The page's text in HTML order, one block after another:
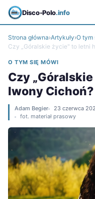
Disco-Polo.info
Strona główna›Artykuły›O tym
Czy „Góralskie życie" to letni
O TYM SIĘ MÓWI
Czy
Iwony Cichoń?
Adam Begier 23 czerwca
fot. materiał prasowy